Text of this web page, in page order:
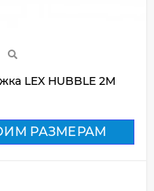
LEX HUBBLE 2M
РАЗМЕРАМ